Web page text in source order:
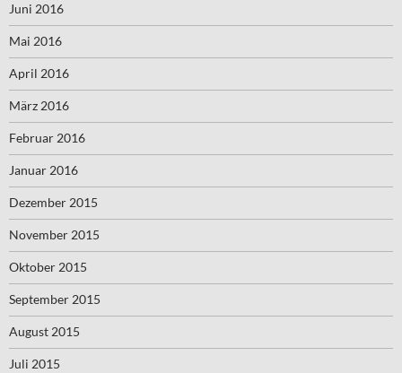
Juni 2016
Mai 2016
April 2016
März 2016
Februar 2016
Januar 2016
Dezember 2015
November 2015
Oktober 2015
September 2015
August 2015
Juli 2015